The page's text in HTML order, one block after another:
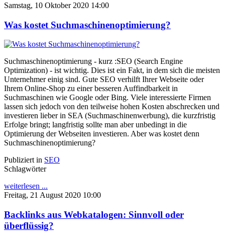
Samstag, 10 Oktober 2020 14:00
Was kostet Suchmaschinenoptimierung?
Suchmaschinenoptimierung - kurz :SEO (Search Engine
Optimization) - ist wichtig. Dies ist ein Fakt, in dem sich die meisten
Unternehmer einig sind. Gute SEO verhilft Ihrer Webseite oder
Ihrem Online-Shop zu einer besseren Auffindbarkeit in
Suchmaschinen wie Google oder Bing. Viele interessierte Firmen
lassen sich jedoch von den teilweise hohen Kosten abschrecken und
investieren lieber in SEA (Suchmaschinenwerbung), die kurzfristig
Erfolge bringt; langfristig sollte man aber unbedingt in die
Optimierung der Webseiten investieren. Aber was kostet denn
Suchmaschinenoptimierung?
Publiziert in SEO
Schlagwörter
weiterlesen ...
Freitag, 21 August 2020 10:00
Backlinks aus Webkatalogen: Sinnvoll oder
überflüssig?